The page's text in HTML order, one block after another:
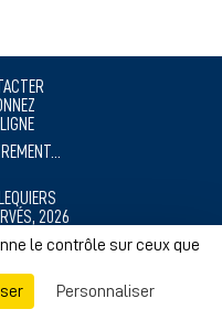
2026
CITOYENS
le contrôle sur ceux que
Personnaliser